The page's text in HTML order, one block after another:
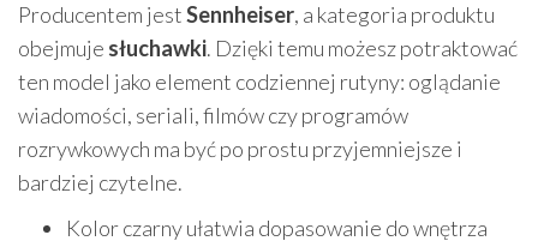
Producentem jestSennheiser, a kategoria produktu
obejmuje słuchawki. Dzięki temu możesz potraktować
ten model jako element codziennej rutyny: oglądanie
wiadomości, seriali, filmów czy programów
rozrywkowych ma być po prostu przyjemniejsze i
bardziej czytelne.
Kolor czarny ułatwia dopasowanie do wnętrza